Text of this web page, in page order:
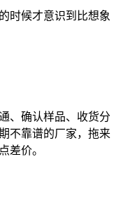
时候才意识到比想象
、确认样品、收货分
不靠谱的厂家，拖来
差价。